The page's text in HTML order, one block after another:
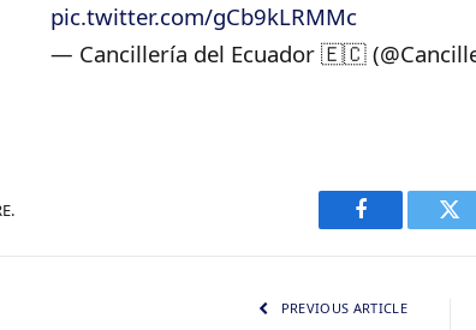
pic.twitter.com/gCb9kLRMMc
— Cancillería del Ecuador 🇪🇨
Facebook
PREVIOUS ARTICLE